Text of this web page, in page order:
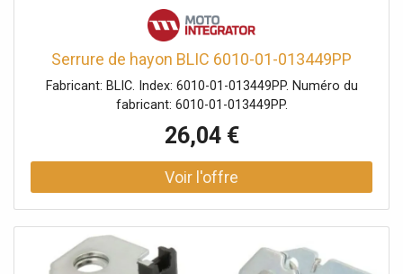
Serrure de hayon BLIC 6010-01-013449PP
Fabricant: BLIC. Index: 6010-01-013449PP. Numéro du
fabricant: 6010-01-013449PP.
26,04 €